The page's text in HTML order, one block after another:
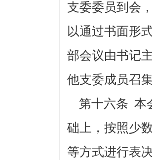
支委委员到会
以通过书面形
部会议由书记
他支委成员召
第十六条 本
础上，按照少
等方式进行表